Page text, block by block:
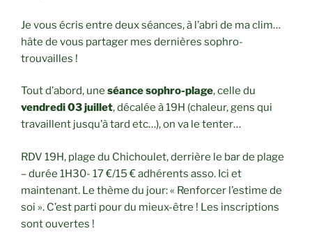
Je vous écris entre deux séances, à l’abri de ma clim…
hâte de vous partager mes dernières sophro-
trouvailles !
Tout d’abord, une séance sophro-plage, celle du
vendredi 03 juillet, décalée à 19H (chaleur, gens qui
travaillent jusqu’à tard etc…), on va le tenter…
RDV 19H, plage du Chichoulet, derrière le bar de plage
– durée 1H30- 17 €/15 € adhérents asso. Ici et
maintenant. Le thème du jour: « Renforcer l’estime de
soi ». C’est parti pour du mieux-être ! Les inscriptions
sont ouvertes !